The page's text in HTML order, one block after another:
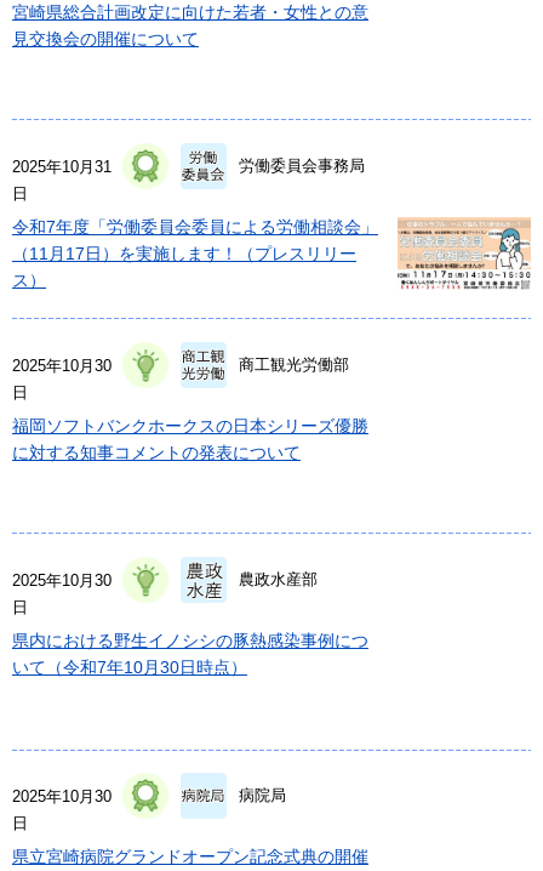
宮崎県総合計画改定に向けた若者・女性との意
見交換会の開催について
2025年10月31
日
労働委員会事務局
令和7年度「労働委員会委員による労働相談会」
（11月17日）を実施します！（プレスリリー
ス）
2025年10月30
日
商工観光労働部
福岡ソフトバンクホークスの日本シリーズ優勝
に対する知事コメントの発表について
2025年10月30
日
農政水産部
県内における野生イノシシの豚熱感染事例につ
いて（令和7年10月30日時点）
2025年10月30
日
病院局
県立宮崎病院グランドオープン記念式典の開催